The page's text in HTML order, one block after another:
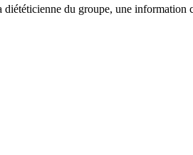
du groupe, une information